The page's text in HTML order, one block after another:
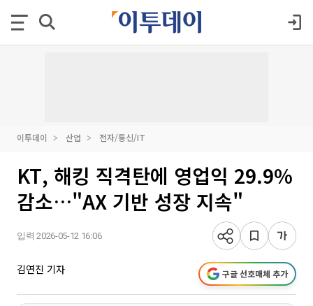
이투데이 산업 전자/통신/IT
KT, 해킹 직격탄에 영업익 29.9%
감소…"AX 기반 성장 지속"
입력 2026-05-12 16:06
김연진 기자 구글 선호매체 추가